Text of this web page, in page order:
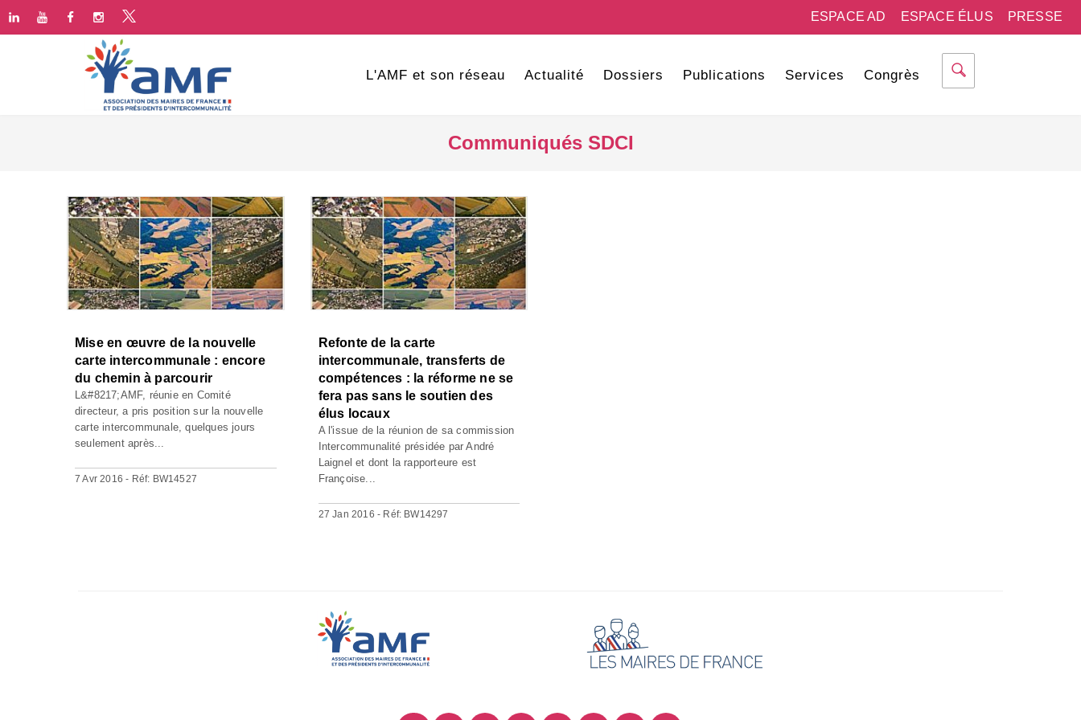
PRESSE
ESPACE ÉLUS
ESPACE AD
L'AMF et son réseau Actualité Dossiers Publications Services Congrès
Communiqués SDCI
Mise en œuvre de la nouvelle
carte intercommunale : encore
du chemin à parcourir
L&#8217;AMF, réunie en Comité
directeur, a pris position sur la nouvelle
carte intercommunale, quelques jours
seulement après...
7 Avr 2016 - Réf: BW14527
Refonte de la carte
intercommunale, transferts de
compétences : la réforme ne se
fera pas sans le soutien des
élus locaux
A l'issue de la réunion de sa commission
Intercommunalité présidée par André
Laignel et dont la rapporteure est
Françoise...
27 Jan 2016 - Réf: BW14297